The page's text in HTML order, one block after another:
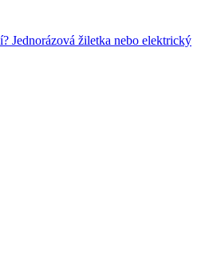
Jednorázová žiletka nebo elektrický